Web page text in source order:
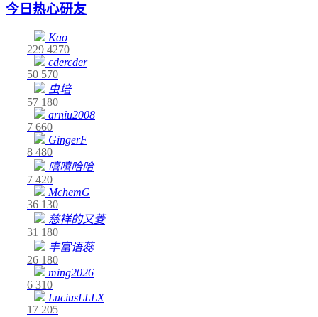
今日热心研友
Kao
229 4270
cdercder
50 570
虫培
57 180
arniu2008
7 660
GingerF
8 480
嘻嘻哈哈
7 420
MchemG
36 130
慈祥的又菱
31 180
丰富语蕊
26 180
ming2026
6 310
LuciusLLLX
17 205